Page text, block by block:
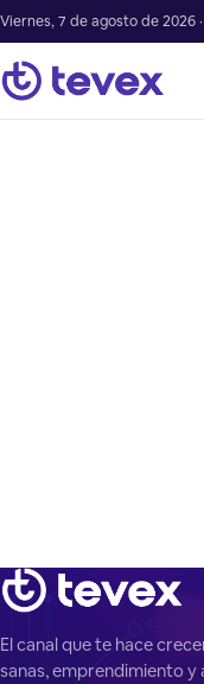
Viernes, 7 de agosto de 2026
El canal que te hace
sanas, emprendimiento y